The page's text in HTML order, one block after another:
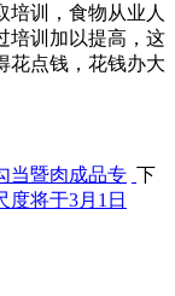
培训，食物从业人
培训加以提高，这
花点钱，花钱办大
当暨肉成品专 下
度将于3月1日